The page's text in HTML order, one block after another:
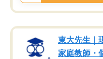
東大先生｜
家庭教師・